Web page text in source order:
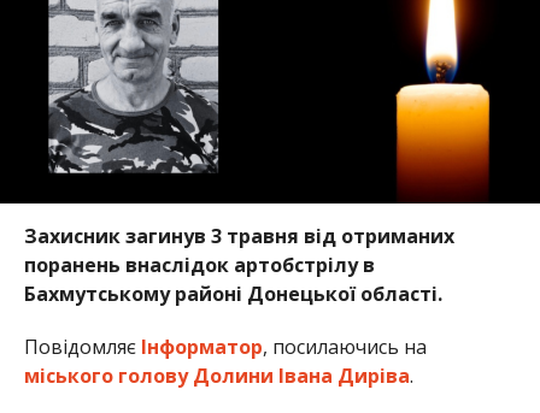
Захисник загинув 3 травня від отриманих
поранень внаслідок артобстрілу в
Бахмутському районі Донецької області.
Повідомляє Інформатор, посилаючись на
міського голову Долини Івана Диріва.